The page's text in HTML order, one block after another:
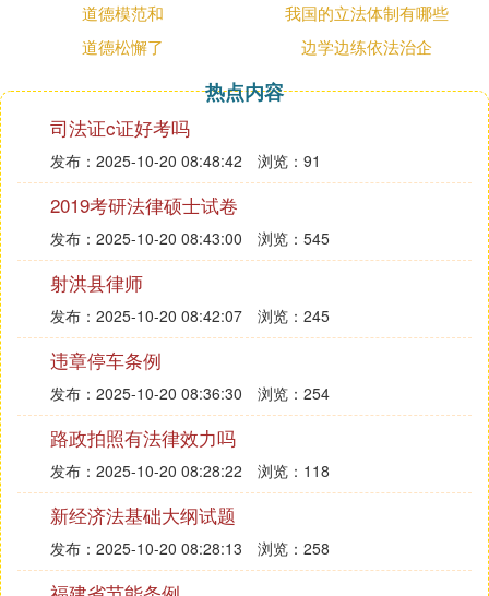
【帛书版原文】
天下皆谓我大，不宵①。夫唯大，故不宵②。若宵，
细久矣③。
我恒有三宝之④：一曰慈⑤，二曰检⑥，三曰不敢为
天下先。
夫慈，故能勇；检，故能广；不敢为天下先，故能为
成事长⑦。
今舍其慈且勇，舍其检且广，舍其後且先，则必死矣
⑧。
夫慈，以战则胜，以守则固。
天将建之，如以慈垣之⑨。
①我：作者自谓，即老子。老子，为道的化身，故曰
大。 “我大”通行本作“我道大”。 乙本作“不宵”，通行
道德模范和
我国的立法体制有哪些
道德松懈了
边学边练依法治企
热点内容
司法证c证好考吗
发布：2025-10-20 08:48:42 浏览：91
2019考研法律硕士试卷
发布：2025-10-20 08:43:00 浏览：545
射洪县律师
发布：2025-10-20 08:42:07 浏览：245
违章停车条例
发布：2025-10-20 08:36:30 浏览：254
路政拍照有法律效力吗
发布：2025-10-20 08:28:22 浏览：118
新经济法基础大纲试题
发布：2025-10-20 08:28:13 浏览：258